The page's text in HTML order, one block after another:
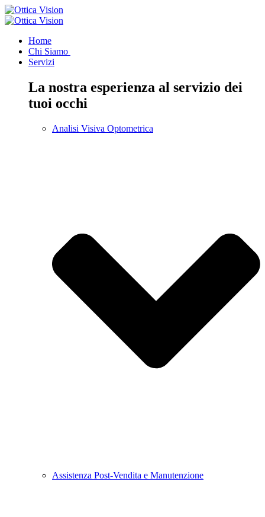
Home
Chi Siamo
Servizi
La nostra esperienza al servizio dei
tuoi occhi
Analisi Visiva Optometrica
Assistenza Post-Vendita e Manutenzione